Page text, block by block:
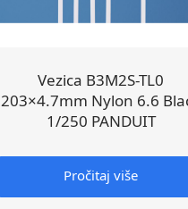
Vezica B3M2S-TL0
203×4.7mm Nylon 6.6
1/250 PANDUIT
Pročitaj više